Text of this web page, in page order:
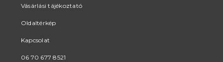
Vásárlási tájékoztató
Oldaltérkép
Kapcsolat
06 70 677 8521